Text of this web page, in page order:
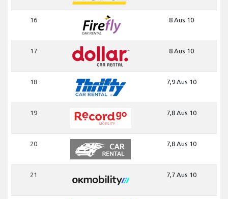
16 8 Aus 10
17 8 Aus 10
18 7,9 Aus 10
19 7,8 Aus 10
20 7,8 Aus 10
21 7,7 Aus 10